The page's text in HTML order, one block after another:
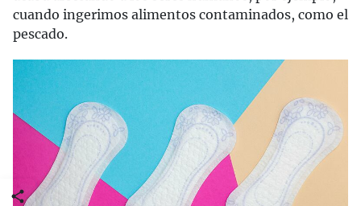
cuando ingerimos alimentos contaminados, como el
pescado.